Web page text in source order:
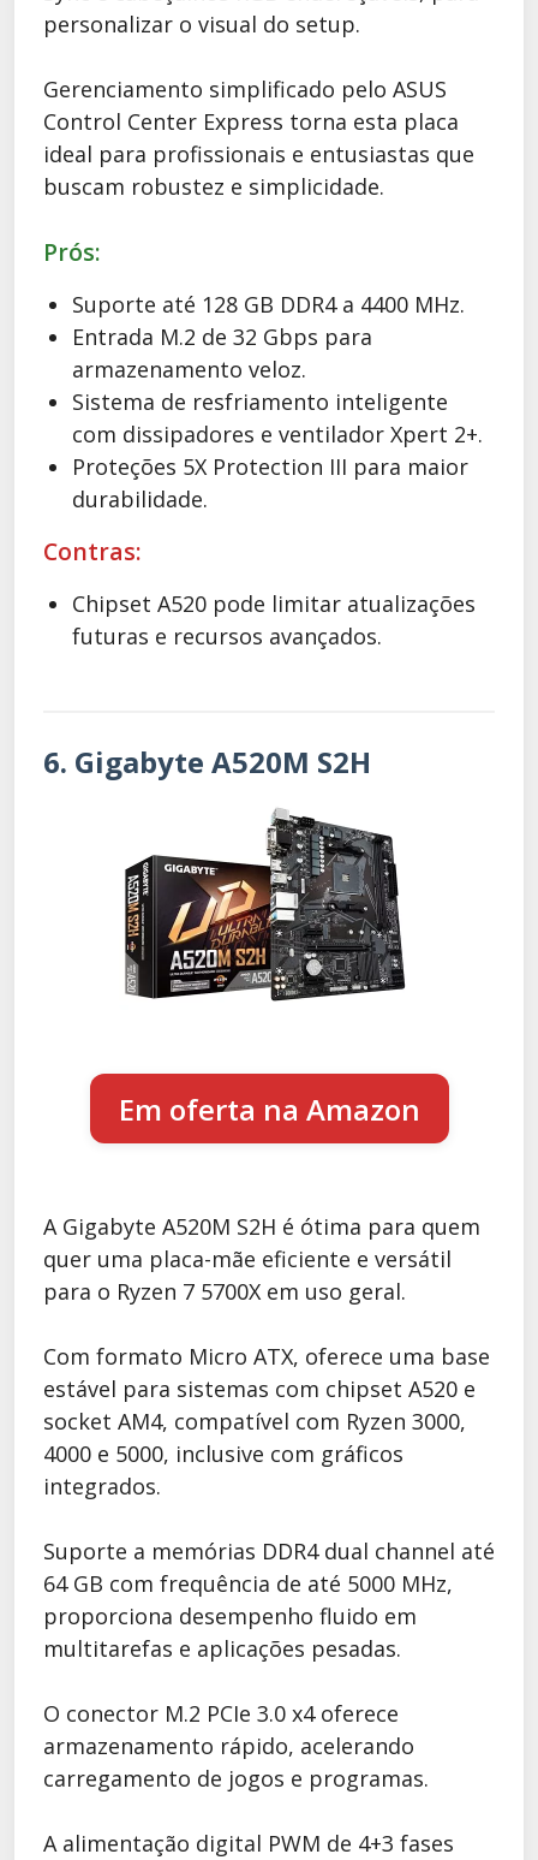
personalizar o visual do setup.
Gerenciamento simplificado pelo ASUS
Control Center Express torna esta placa
ideal para profissionais e entusiastas que
buscam robustez e simplicidade.
Prós:
Suporte até 128 GB DDR4 a 4400 MHz.
Entrada M.2 de 32 Gbps para
armazenamento veloz.
Sistema de resfriamento inteligente
com dissipadores e ventilador Xpert 2+.
Proteções 5X Protection III para maior
durabilidade.
Contras:
Chipset A520 pode limitar atualizações
futuras e recursos avançados.
6. Gigabyte A520M S2H
Em oferta na Amazon
A Gigabyte A520M S2H é ótima para quem
quer uma placa-mãe eficiente e versátil
para o Ryzen 7 5700X em uso geral.
Com formato Micro ATX, oferece uma base
estável para sistemas com chipset A520 e
socket AM4, compatível com Ryzen 3000,
4000 e 5000, inclusive com gráficos
integrados.
Suporte a memórias DDR4 dual channel até
64 GB com frequência de até 5000 MHz,
proporciona desempenho fluido em
multitarefas e aplicações pesadas.
O conector M.2 PCIe 3.0 x4 oferece
armazenamento rápido, acelerando
carregamento de jogos e programas.
A alimentação digital PWM de 4+3 fases